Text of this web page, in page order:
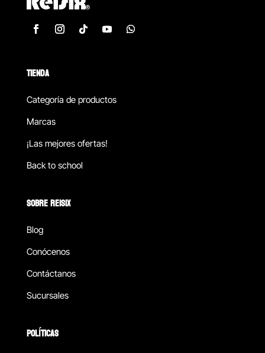
TIENDA
Categoría de productos
Marcas
¡Las mejores ofertas!
Back to school
SOBRE REISIX
Blog
Conócenos
Contáctanos
Sucursales
POLÍTICAS